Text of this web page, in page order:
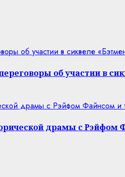
об участии в сиквеле
об участии в
драмы с Рэйфом Файнсом
драмы с